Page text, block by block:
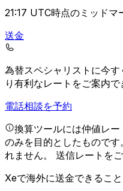
21:17 UTC時点のミッドマ
送金
為替スペシャリストに今す
り有利なレートをご案内で
電話相談を予約
換算ツールには仲値レ
のみを目的としたもので
れません。 送信レートを
Xeで海外に送金できるこ